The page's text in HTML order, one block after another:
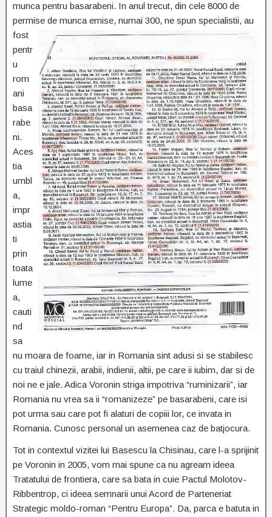
munca pentru basarabeni. In anul trecut, din cele 8000 de
permise de munca emise, numai 300, ne spun specialistii, au
fost
pentr
u
rom
ani
basa
rabe
ni.
Aces
tia
umbl
a,
impr
astia
ti
prin
toata
lume
a,
cauti
nd
sa
nu moara de foame, iar in Romania sint adusi si se stabilesc
cu traiul chinezii, arabii, indienii, altii, pe care ii iubim, dar si de
noi ne e jale. Adica Voronin striga impotriva “ruminizarii”, iar
Romania nu vrea sa ii “romanizeze” pe basarabeni, care isi
pot urma sau care pot fi alaturi de copiii lor, ce invata in
Romania. Cunosc personal un asemenea caz de batjocura.
Tot in contextul vizitei lui Basescu la Chisinau, care l-a sprijinit
pe Voronin in 2005, vom mai spune ca nu agream ideea
Tratatului de frontiera, care sa bata in cuie Pactul Molotov-
Ribbentrop, ci ideea semnarii unui Acord de Parteneriat
Strategic moldo-roman “Pentru Europa”. Da, parca e batuta in